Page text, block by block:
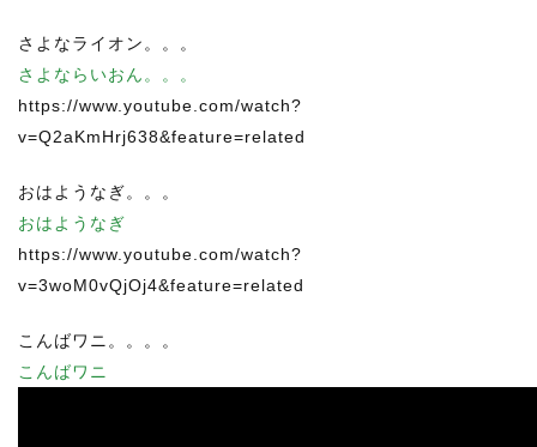
さよなライオン。。。
さよならいおん。。。
https://www.youtube.com/watch?
v=Q2aKmHrj638&feature=related
おはようなぎ。。。
おはようなぎ
https://www.youtube.com/watch?
v=3woM0vQjOj4&feature=related
こんばワニ。。。。
こんばワニ